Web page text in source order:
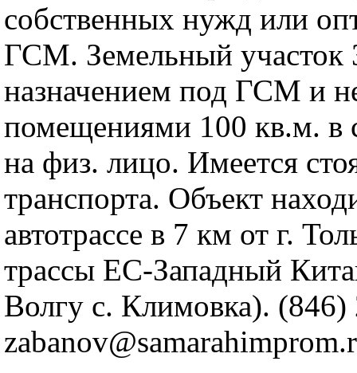
собственных нужд или
ГСМ. Земельный участок
назначением под ГСМ и
помещениями 100 кв.м. в
на физ. лицо. Имеется
транспорта. Объект
автотрассе в 7 км от г.
трассы ЕС-Западный
Волгу с. Климовка). (846)